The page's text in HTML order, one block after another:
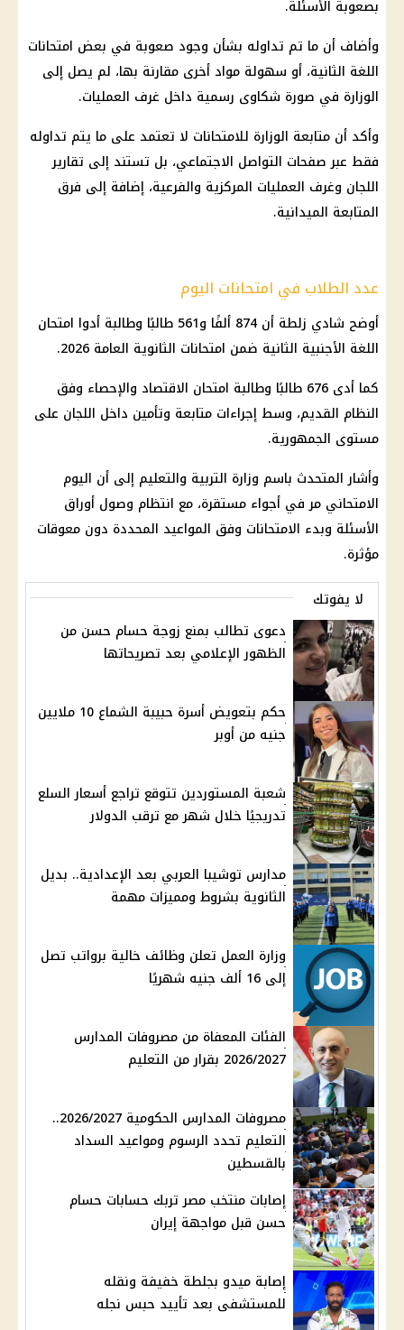
بصعوبة الأسئلة.
وأضاف أن ما تم تداوله بشأن وجود صعوبة في بعض امتحانات
اللغة الثانية، أو سهولة مواد أخرى مقارنة بها، لم يصل إلى
الوزارة في صورة شكاوى رسمية داخل غرف العمليات.
وأكد أن متابعة الوزارة للامتحانات لا تعتمد على ما يتم تداوله
فقط عبر صفحات التواصل الاجتماعي، بل تستند إلى تقارير
اللجان وغرف العمليات المركزية والفرعية، إضافة إلى فرق
المتابعة الميدانية.
عدد الطلاب في امتحانات اليوم
أوضح شادي زلطة أن 874 ألفًا و561 طالبًا وطالبة أدوا
امتحان
اللغة الأجنبية الثانية ضمن امتحانات الثانوية العامة 2026
.
كما أدى 676 طالبًا وطالبة امتحان الاقتصاد والإحصاء وفق
النظام القديم، وسط إجراءات متابعة وتأمين داخل اللجان على
مستوى الجمهورية.
وأشار المتحدث باسم وزارة التربية والتعليم إلى أن اليوم
الامتحاني مر في أجواء مستقرة، مع انتظام وصول أوراق
الأسئلة وبدء الامتحانات وفق المواعيد المحددة دون معوقات
مؤثرة.
لا يفوتك
دعوى تطالب بمنع زوجة حسام حسن من
الظهور الإعلامي بعد تصريحاتها
حكم بتعويض أسرة حبيبة الشماع 10 ملايين
جنيه من أوبر
شعبة المستوردين تتوقع تراجع أسعار السلع
تدريجيًا خلال شهر مع ترقب الدولار
مدارس توشيبا العربي بعد الإعدادية.. بديل
الثانوية بشروط ومميزات مهمة
وزارة العمل تعلن وظائف خالية برواتب تصل
إلى 16 ألف جنيه شهريًا
الفئات المعفاة من مصروفات المدارس
2026/2027 بقرار من التعليم
مصروفات المدارس الحكومية 2026/2027..
التعليم تحدد الرسوم ومواعيد السداد
بالقسطين
إصابات منتخب مصر تربك حسابات حسام
حسن قبل مواجهة إيران
إصابة ميدو بجلطة خفيفة ونقله
للمستشفى بعد تأييد حبس نجله